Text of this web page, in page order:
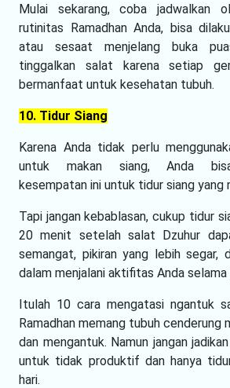
Mulai sekarang, coba jadwalkan
rutinitas Ramadhan Anda, bisa
atau sesaat menjelang buka
tinggalkan salat karena setiap
bermanfaat untuk kesehatan tubuh.
10. Tidur Siang
Karena Anda tidak perlu
untuk makan siang, Anda
kesempatan ini untuk tidur siang yang
Tapi jangan kebablasan, cukup tidur
20 menit setelah salat Dzuhur
semangat, pikiran yang lebih segar,
dalam menjalani aktifitas Anda selama
Itulah 10 cara mengatasi ngantuk
Ramadhan memang tubuh cenderung
dan mengantuk. Namun jangan
untuk tidak produktif dan hanya
hari.